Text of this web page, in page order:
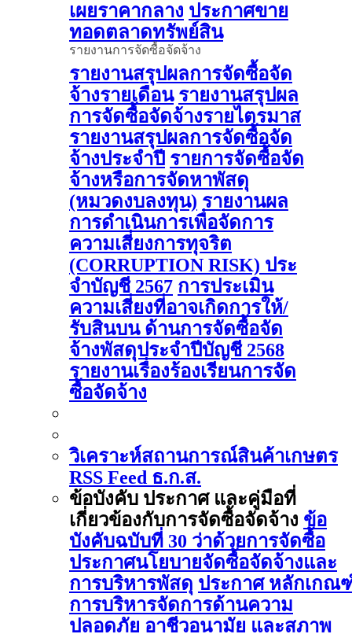
เผยราคากลาง ประกาศขาย
ทอดตลาดทรัพย์สิน
รายงานการจัดซื้อจัดจ้าง
รายงานสรุปผลการจัดซื้อจัด
จ้างรายเดือน รายงานสรุปผล
การจัดซื้อจัดจ้างรายไตรมาส
รายงานสรุปผลการจัดซื้อจัด
จ้างประจำปี รายการจัดซื้อจัด
จ้างหรือการจัดหาพัสดุ
(หมวดงบลงทุน) รายงานผล
การดําเนินการเพื่อจัดการ
ความเสี่ยงการทุจริต
(CORRUPTION RISK) ประ
จําบัญชี 2567 การประเมิน
ความเสี่ยงที่อาจเกิดการให้/
รับสินบน ด้านการจัดซื้อจัด
จ้างพัสดุประจําปีบัญชี 2568
รายงานเรื่องร้องเรียนการจัด
ซื้อจัดจ้าง
วิเคราะห์สถานการณ์สินค้าเกษตร
RSS Feed ธ.ก.ส.
ข้อบังคับ ประกาศ และคู่มือที่
เกี่ยวข้องกับการจัดซื้อจัดจ้าง ข้อ
บังคับฉบับที่ 30 ว่าด้วยการจัดซื้อ
ประกาศนโยบายจัดซื้อจัดจ้างและ
การบริหารพัสดุ ประกาศ หลักเกณ
การบริหารจัดการด้านความ
ปลอดภัย อาชีวอนามัย และสภาพ